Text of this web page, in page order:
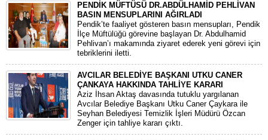
PENDİK MÜFTÜSÜ DR.ABDÜLHAMİD PEHLİVAN
BASIN MENSUPLARINI AĞIRLADI
​Pendik’te faaliyet gösteren basın mensupları, Pendik
İlçe Müftülüğü görevine başlayan Dr. Abdulhamid
Pehlivan’ı makamında ziyaret ederek yeni görevi için
tebriklerini iletti.
AVCILAR BELEDİYE BAŞKANI UTKU CANER
ÇANKAYA HAKKINDA TAHLİYE KARARI
​Aziz İhsan Aktaş davasında tutuklu yargılanan
Avcılar Belediye Başkanı Utku Caner Çaykara ile
Seyhan Belediyesi Temizlik İşleri Müdürü Özcan
Zenger için tahliye kararı çıktı.